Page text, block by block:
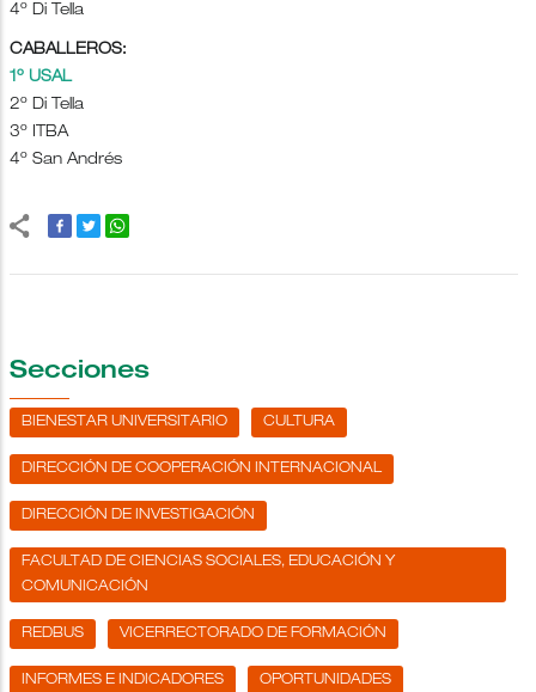
4º Di Tella
CABALLEROS:
1º USAL
2º Di Tella
3º ITBA
4º San Andrés
Secciones
BIENESTAR UNIVERSITARIO CULTURA
DIRECCIÓN DE COOPERACIÓN INTERNACIONAL
DIRECCIÓN DE INVESTIGACIÓN
FACULTAD DE CIENCIAS SOCIALES, EDUCACIÓN Y
COMUNICACIÓN
REDBUS VICERRECTORADO DE FORMACIÓN
INFORMES E INDICADORES OPORTUNIDADES